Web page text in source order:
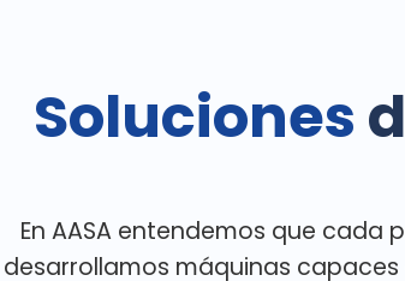
Soluciones
En AASA entendemos que cada
desarrollamos máquinas